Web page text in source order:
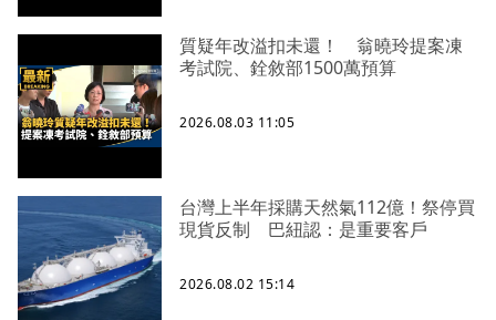
質疑年改溢扣未還！ 翁曉玲提案凍
考試院、銓敘部1500萬預算
2026.08.03 11:05
台灣上半年採購天然氣112億！祭停買
現貨反制 巴紐認：是重要客戶
2026.08.02 15:14